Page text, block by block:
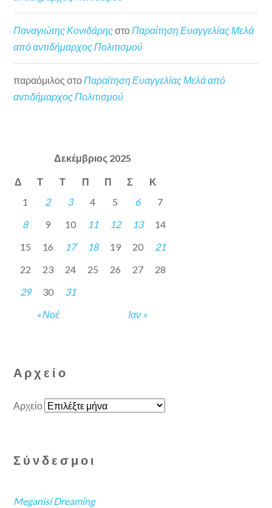
Παναγιώτης ΚονιδάρηςστοΠαραίτηση Ευαγγελίας Μελά
από αντιδήμαρχος Πολιτισμού
παραόμιλος στοΠαραίτηση Ευαγγελίας Μελά από
αντιδήμαρχος Πολιτισμού
Δεκέμβριος 2025
Δ Τ Τ Π Π Σ Κ
« Νοέ Ιαν »
1 2 3 4 5 6
7
8
9 10 11 12 13
14
15
16 17 18 19 20
21
22
23 24 25 26 27
28
29
30 31
Αρχείο
Αρχείο
Σύνδεσμοι
Meganisi Dreaming